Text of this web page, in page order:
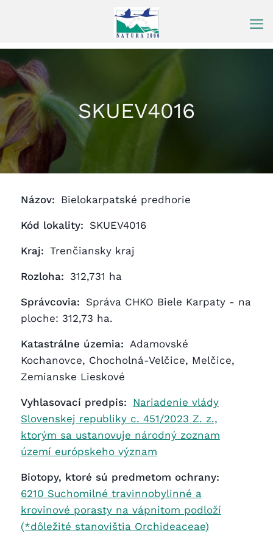
SKUEV4016
Názov: Bielokarpatské predhorie
Kód lokality: SKUEV4016
Kraj: Trenčiansky kraj
Rozloha: 312,731 ha
Správcovia: Správa CHKO Biele Karpaty - na
ploche: 312,73 ha.
Katastrálne územia: Adamovské
Kochanovce, Chocholná-Velčice, Melčice,
Zemianske Lieskové
Vyhlasovací predpis: Nariadenie vlády
Slovenskej republiky c. 451/2023 Z. z.,
ktorým sa ustanovuje národný zoznam
území európskeho význam
Biotopy, ktoré sú predmetom ochrany:
6210 Suchomilné travinnobylinné a
krovinové porasty na vápnitom podloží
(*dôležité stanovištia Orchideaceae)